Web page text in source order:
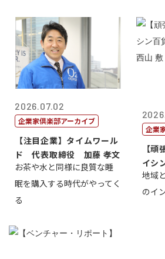
2026.07.02
企業家倶楽部アーカイブ
【注目企業】タイムワール
ド 代表取締役 加藤 孝文
お茶や水と同様に良質な睡
眠を購入する時代がやってく
る
企業
【
イシ
社長
地域
のイ